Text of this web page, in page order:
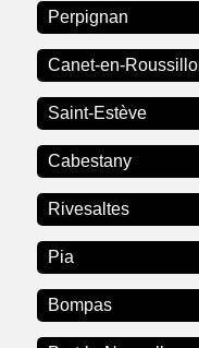
Perpignan
Canet-en-
Saint-Estève
Cabestany
Rivesaltes
Pia
Bompas